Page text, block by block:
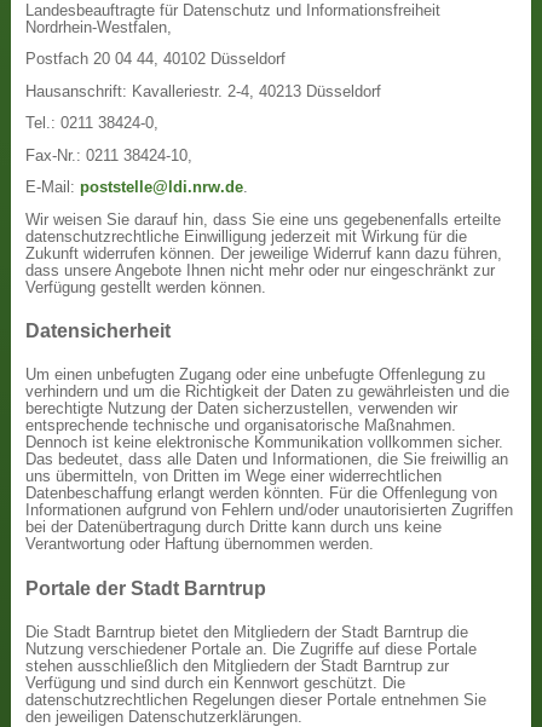
Landesbeauftragte für Datenschutz und Informationsfreiheit
Nordrhein-Westfalen,
Postfach 20 04 44, 40102 Düsseldorf
Hausanschrift: Kavalleriestr. 2-4, 40213 Düsseldorf
Tel.: 0211 38424-0,
Fax-Nr.: 0211 38424-10,
E-Mail:poststelle@ldi.nrw.de.
Wir weisen Sie darauf hin, dass Sie eine uns gegebenenfalls erteilte
datenschutzrechtliche Einwilligung jederzeit mit Wirkung für die
Zukunft widerrufen können. Der jeweilige Widerruf kann dazu führen,
dass unsere Angebote Ihnen nicht mehr oder nur eingeschränkt zur
Verfügung gestellt werden können.
Datensicherheit
Um einen unbefugten Zugang oder eine unbefugte Offenlegung zu
verhindern und um die Richtigkeit der Daten zu gewährleisten und die
berechtigte Nutzung der Daten sicherzustellen, verwenden wir
entsprechende technische und organisatorische Maßnahmen.
Dennoch ist keine elektronische Kommunikation vollkommen sicher.
Das bedeutet, dass alle Daten und Informationen, die Sie freiwillig an
uns übermitteln, von Dritten im Wege einer widerrechtlichen
Datenbeschaffung erlangt werden könnten. Für die Offenlegung von
Informationen aufgrund von Fehlern und/oder unautorisierten Zugriffen
bei der Datenübertragung durch Dritte kann durch uns keine
Verantwortung oder Haftung übernommen werden.
Portale der Stadt Barntrup
Die Stadt Barntrup bietet den Mitgliedern der Stadt Barntrup die
Nutzung verschiedener Portale an. Die Zugriffe auf diese Portale
stehen ausschließlich den Mitgliedern der Stadt Barntrup zur
Verfügung und sind durch ein Kennwort geschützt. Die
datenschutzrechtlichen Regelungen dieser Portale entnehmen Sie
den jeweiligen Datenschutzerklärungen.